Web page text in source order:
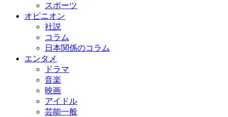
スポーツ
オピニオン
社説
コラム
日本関係のコラム
エンタメ
ドラマ
音楽
映画
アイドル
芸能一般